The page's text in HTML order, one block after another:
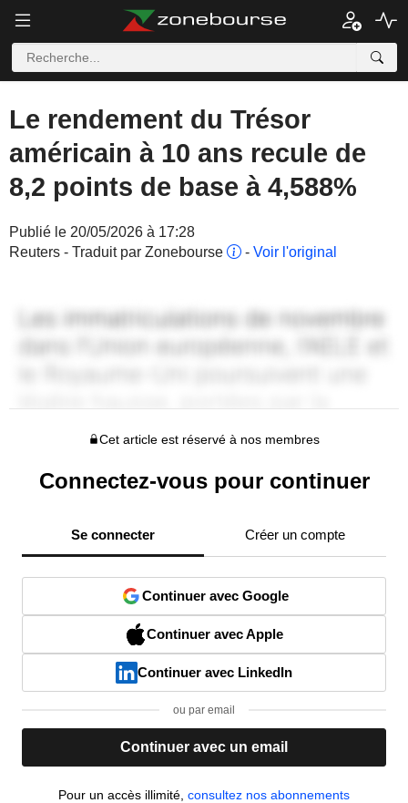
Le rendement du Trésor
américain à 10 ans recule de
8,2 points de base à 4,588%
Publié le 20/05/2026 à 17:28
Reuters - Traduit par Zonebourse
- Voir l'original
Cet article est réservé à nos membres
Connectez-vous pour continuer
Se connecter Créer un compte
Continuer avec Google
Continuer avec Apple
Continuer avec LinkedIn
ou par email
Continuer avec un email
Pour un accès illimité, consultez nos abonnements